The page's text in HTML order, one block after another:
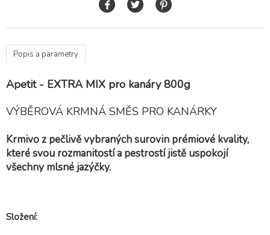
Popis a parametry
Apetit - EXTRA MIX pro kanáry 800g
VÝBĚROVÁ KRMNÁ SMĚS PRO KANÁRKY
Krmivo z pečlivě vybraných surovin prémiové kvality,
které svou rozmanitostí a pestrostí jistě uspokojí
všechny mlsné jazýčky.
Složení: